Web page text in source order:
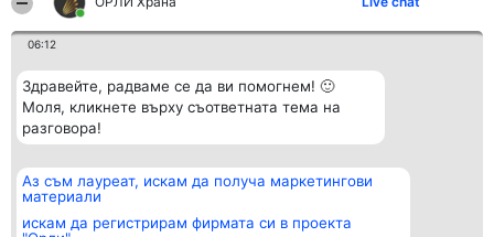
06:12
Здравейте, радваме се да ви помогнем! 🙂
Моля, кликнете върху съответната тема на
разговора!
Аз съм лауреат, искам да получа маркетингови
материали
искам да регистрирам фирмата си в проекта
Организатор на
класиране
BulevardulAleea Timișul De
Класация
всички
Контакти